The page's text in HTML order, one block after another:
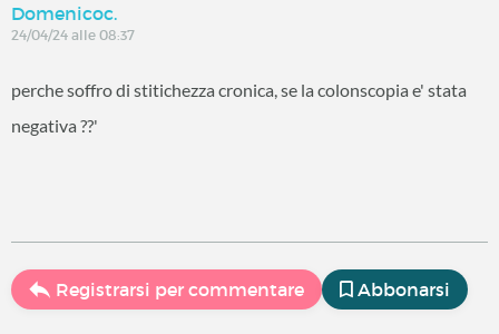
Domenicoc.
24/04/24 alle 08:37
perche soffro di stitichezza cronica, se la colonscopia e' stata
negativa ??'
Registrarsi per commentare Abbonarsi